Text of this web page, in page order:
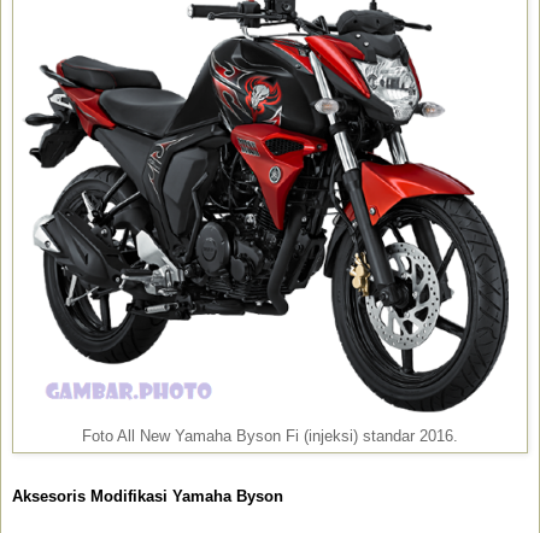
Foto All New Yamaha Byson Fi (injeksi) standar 2016.
Aksesoris Modifikasi Yamaha Byson